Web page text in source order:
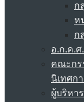
ก
ห
ก
อ.ก.ค.
คณะกร
นิเทศก
ผู้บริหา